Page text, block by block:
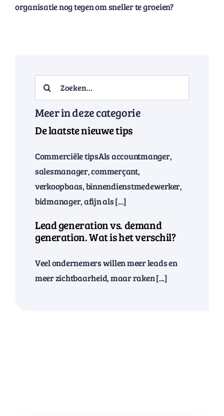
organisatie nog tegen om sneller te groeien?
Search
Meer in deze categorie
De laatste nieuwe tips
Commerciële tipsAls accountmanger,
salesmanager, commerçant,
verkoopbaas, binnendienstmedewerker,
bidmanager, afijn als [...]
Lead generation vs. demand
generation. Wat is het verschil?
Veel ondernemers willen meer leads en
meer zichtbaarheid, maar raken [...]